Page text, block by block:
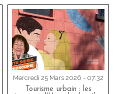
Mercredi 25 Mars 2026 - 07:32
Tourisme urbain : les